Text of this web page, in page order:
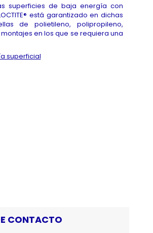
superficies de baja energía con
está garantizado en dichas
de polietileno, polipropileno,
en los que se requiera una
superficial
CONTACTO